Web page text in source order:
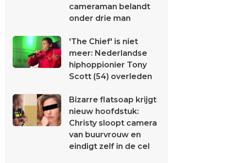
cameraman belandt
onder drie man
'The Chief' is niet
meer: Nederlandse
hiphoppionier Tony
Scott (54) overleden
Bizarre flatsoap krijgt
nieuw hoofdstuk:
Christy sloopt camera
van buurvrouw en
eindigt zelf in de cel